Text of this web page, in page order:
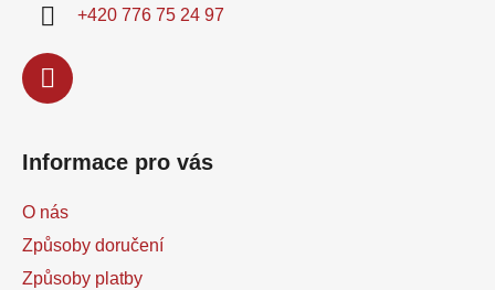
+420 776 75 24 97
Informace pro vás
O nás
Způsoby doručení
Způsoby platby